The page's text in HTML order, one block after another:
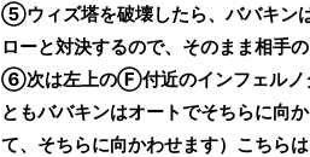
⑤ウィズ塔を破壊したら、ババキン
ローと対決するので、そのまま相手
⑥次は左上のⒻ付近のインフェルノ
ともババキンはオートでそちらに向
て、そちらに向かわせます）こちら